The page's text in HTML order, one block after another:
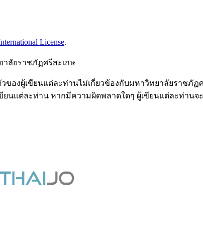
License.
ลัยราชภัฏศรีสะเกษ
องผู้เขียนแต่ละท่านไม่เกี่ยวข้องกับมหาวิทยาลัยราชภั
นแต่ละท่าน หากมีความผิดพลาดใดๆ ผู้เขียนแต่ละท่านจ